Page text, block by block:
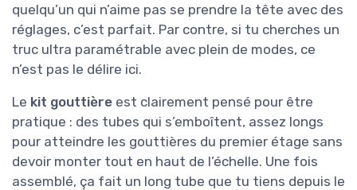
quelqu’un qui n’aime pas se prendre la tête avec des
réglages, c’est parfait. Par contre, si tu cherches un
truc ultra paramétrable avec plein de modes, ce
n’est pas le délire ici.
Le kit gouttière est clairement pensé pour être
pratique : des tubes qui s’emboîtent, assez longs
pour atteindre les gouttières du premier étage sans
devoir monter tout en haut de l’échelle. Une fois
assemblé, ça fait un long tube que tu tiens depuis le